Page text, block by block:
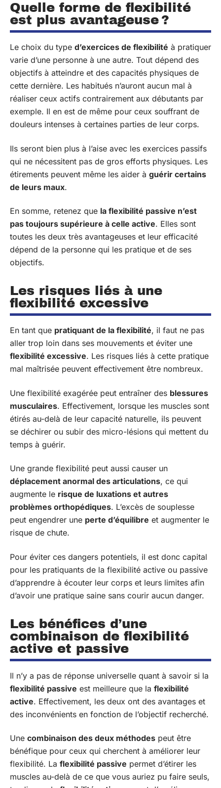
Quelle forme de flexibilité
est plus avantageuse ?
Le choix du type d’exercices de flexibilité à pratiquer
varie d’une personne à une autre. Tout dépend des
objectifs à atteindre et des capacités physiques de
cette dernière. Les habitués n’auront aucun mal à
réaliser ceux actifs contrairement aux débutants par
exemple. Il en est de même pour ceux souffrant de
douleurs intenses à certaines parties de leur corps.
Ils seront bien plus à l’aise avec les exercices passifs
qui ne nécessitent pas de gros efforts physiques. Les
étirements peuvent même les aider à guérir certains
de leurs maux.
En somme, retenez que la flexibilité passive n’est
pas toujours supérieure à celle active. Elles sont
toutes les deux très avantageuses et leur efficacité
dépend de la personne qui les pratique et de ses
objectifs.
Les risques liés à une
flexibilité excessive
En tant que pratiquant de la flexibilité, il faut ne pas
aller trop loin dans ses mouvements et éviter une
flexibilité excessive. Les risques liés à cette pratique
mal maîtrisée peuvent effectivement être nombreux.
Une flexibilité exagérée peut entraîner des blessures
musculaires. Effectivement, lorsque les muscles sont
étirés au-delà de leur capacité naturelle, ils peuvent
se déchirer ou subir des micro-lésions qui mettent du
temps à guérir.
Une grande flexibilité peut aussi causer un
déplacement anormal des articulations, ce qui
augmente le risque de luxations et autres
problèmes orthopédiques. L’excès de souplesse
peut engendrer une perte d’équilibre et augmenter le
risque de chute.
Pour éviter ces dangers potentiels, il est donc capital
pour les pratiquants de la flexibilité active ou passive
d’apprendre à écouter leur corps et leurs limites afin
d’avoir une pratique saine sans courir aucun danger.
Les bénéfices d’une
combinaison de flexibilité
active et passive
Il n’y a pas de réponse universelle quant à savoir si la
flexibilité passive est meilleure que la flexibilité
active. Effectivement, les deux ont des avantages et
des inconvénients en fonction de l’objectif recherché.
Une combinaison des deux méthodes peut être
bénéfique pour ceux qui cherchent à améliorer leur
flexibilité. La flexibilité passive permet d’étirer les
muscles au-delà de ce que vous auriez pu faire seuls,